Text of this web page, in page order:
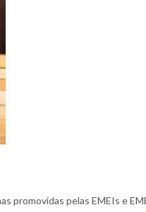
promovidas pelas EMEIs e